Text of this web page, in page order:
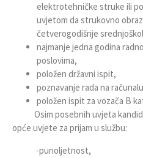
elektrotehničke struke ili
uvjetom da strukovno
četverogodišnje
najmanje jedna godina
poslovima,
položen državni ispit,
poznavanje rada na
položen ispit za vozača B
Osim posebnih uvjeta
opće uvjete za prijam u službu:
-punoljetnost,